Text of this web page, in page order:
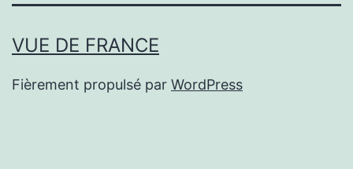
VUE DE FRANCE
Fièrement propulsé par WordPress